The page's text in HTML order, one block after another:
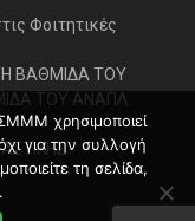
Φοιτητικές
ΒΑΘΜΙΔΑ ΤΟΥ
ΤΟΥ ΑΝΑΠΛ.
χρησιμοποιεί
για την συλλογή
τη σελίδα,